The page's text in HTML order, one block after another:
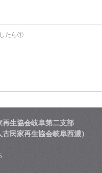
たら①
生協会岐阜第二支部
民家再生協会岐阜西濃）